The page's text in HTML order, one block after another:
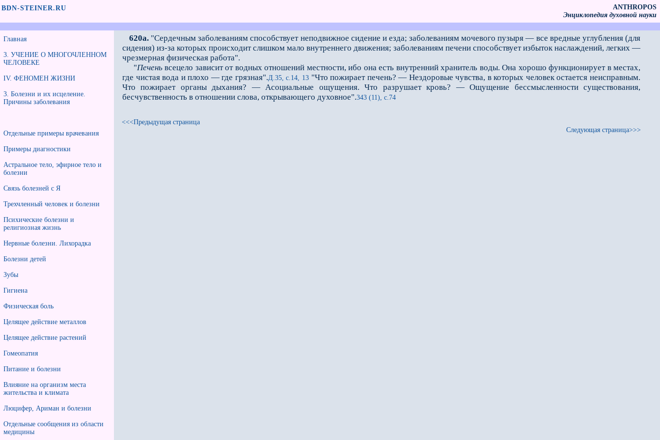
BDN-STEINER.RU
ANTHROPOS
Энциклопедия духовной науки
Главная
3. УЧЕНИЕ О МНОГОЧЛЕННОМ
ЧЕЛОВЕКЕ
IV. ФЕНОМЕН ЖИЗНИ
3. Болезни и их исцеление.
Причины заболевания
Отдельные примеры врачевания
Примеры диагностики
Астральное тело, эфирное тело и
болезни
Связь болезней с Я
Трехчленный человек и болезни
Психические болезни и
религиозная жизнь
Нервные болезни. Лихорадка
Болезни детей
Зубы
Гигиена
Физическая боль
Целящее действие металлов
Целящее действие растений
Гомеопатия
Питание и болезни
Влияние на организм места
жительства и климата
Люцифер, Ариман и болезни
Отдельные сообщения из области
медицины
620a. "Сердечным заболеваниям способствует неподвижное сидение и езда; заболеваниям мочевого пузыря — все вредные углубления (для
сидения) из-за которых происходит слишком мало внутреннего движения; заболеваниям печени способствует избыток наслаждений, легких —
чрезмерная физическая работа".
"Печеньвсецело зависит от водных отношений местности, ибо она есть внутренний хранитель воды. Она хорошо функционирует в местах,
где чистая вода и плохо — где грязная".Д.35, с.14, 13 "Что пожирает печень? — Нездоровые чувства, в которых человек остается неисправным.
Что пожирает органы дыхания? — Асоциальные ощущения. Что разрушает кровь? — Ощущение бессмысленности существования,
бесчувственность в отношении слова, открывающего духовное".343 (11), с.74
<<<Предыдущая страница
Следующая страница>>>